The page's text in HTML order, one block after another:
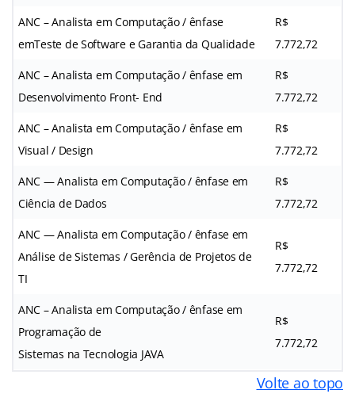
ANC – Analista em Computação / ênfase
emTeste de Software e Garantia da Qualidade
R$
7.772,72
ANC – Analista em Computação / ênfase em
Desenvolvimento Front- End
R$
7.772,72
ANC – Analista em Computação / ênfase em
Visual / Design
R$
7.772,72
ANC — Analista em Computação / ênfase em
Ciência de Dados
R$
7.772,72
ANC — Analista em Computação / ênfase em
Análise de Sistemas / Gerência de Projetos de
TI
R$
7.772,72
ANC – Analista em Computação / ênfase em
Programação de
Sistemas na Tecnologia JAVA
R$
7.772,72
Volte ao topo